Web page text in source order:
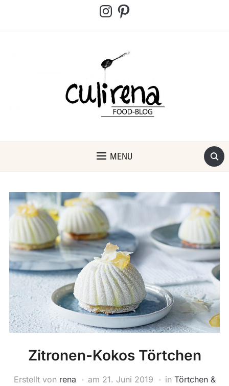
InstagramPinterest
MENU
Zitronen-Kokos Törtchen
Erstellt von rena am 21. Juni 2019 in Törtchen &